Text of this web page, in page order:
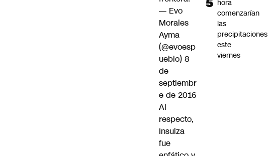
— Evo
Morales
Ayma
(@evoesp
ueblo) 8
de
septiembr
e de 2016
Al
respecto,
Insulza
fue
hora
comenzarían
las
precipitaciones
este
viernes